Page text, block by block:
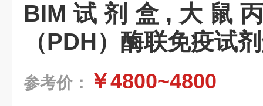
BIM试剂盒,大鼠
（PDH）酶联免疫试
参考价： ￥4800~4800